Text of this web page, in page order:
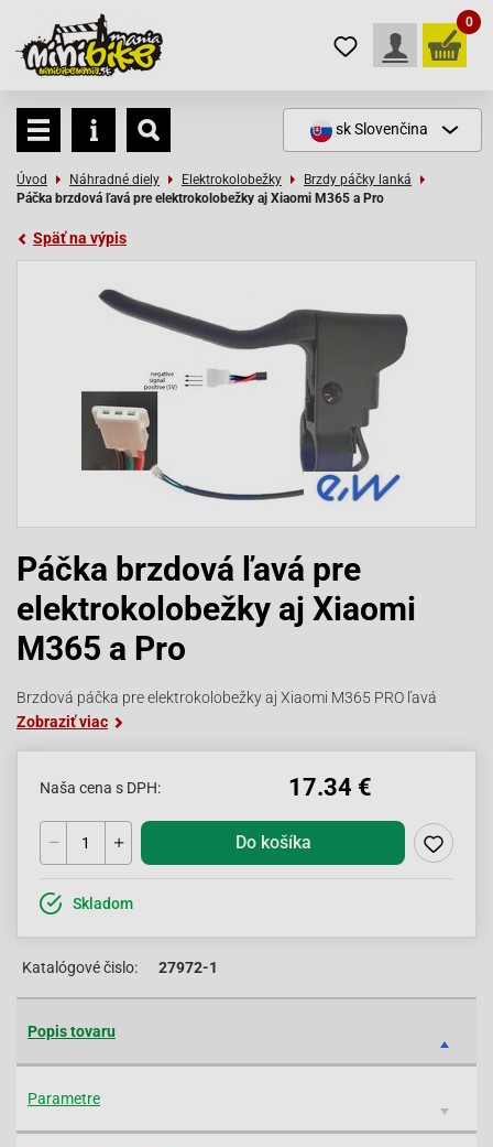
0
skSlovenčina
Úvod Náhradné diely Elektrokolobežky
Brzdy páčky lanká
Páčka brzdová ľavá pre elektrokolobežky aj Xiaomi M365 a Pro
Späť na výpis
Páčka brzdová ľavá pre
elektrokolobežky aj Xiaomi
M365 a Pro
Brzdová páčka pre elektrokolobežky aj Xiaomi M365 PRO ľavá
Zobraziť viac
Naša cena s DPH: 17.34 €
Do košíka
Skladom
Katalógové čislo: 27972-1
Popis tovaru
Parametre